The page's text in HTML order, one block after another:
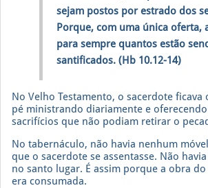
sejam postos por estrado dos
Porque, com uma única oferta,
para sempre quantos estão
santificados. (Hb 10.12-14)
No Velho Testamento, o sacerdote
pé ministrando diariamente e
sacrifícios que não podiam retirar o
No tabernáculo, não havia nenhum
que o sacerdote se assentasse. Não
no santo lugar. É assim porque a obra
era consumada.